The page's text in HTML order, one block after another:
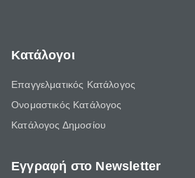
Κατάλογοι
Επαγγελματικός Κατάλογος
Ονομαστικός Κατάλογος
Κατάλογος Δημοσίου
Εγγραφή στο Newsletter